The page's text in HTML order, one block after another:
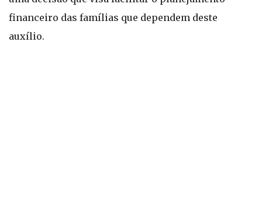
financeiro das famílias que dependem deste
auxílio.